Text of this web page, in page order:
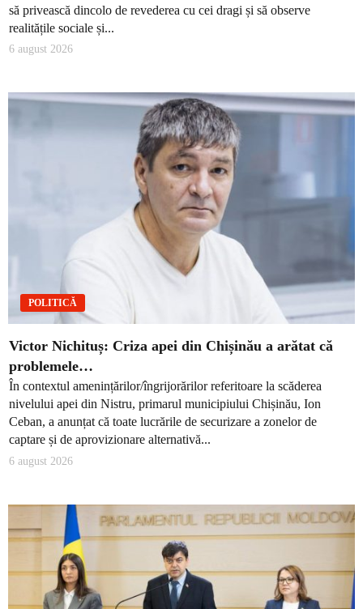
să privească dincolo de revederea cu cei dragi și să observe
realitățile sociale și...
6 august 2026
POLITICĂ
Victor Nichituș: Criza apei din Chișinău a arătat că
problemele…
În contextul amenințărilor/îngrijorărilor referitoare la scăderea
nivelului apei din Nistru, primarul municipiului Chișinău, Ion
Ceban, a anunțat că toate lucrările de securizare a zonelor de
captare și de aprovizionare alternativă...
6 august 2026